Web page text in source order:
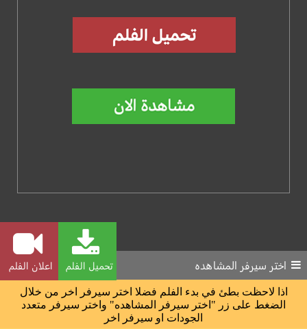
تحميل الفلم اعلان الفلم اختر سيرفر المشاهده
اذا لاحظت بطئ في بدء الفلم فضلا اختر سيرفر اخر من خلال
الضغط على زر "اختر سيرفر المشاهده" واختر سيرفر متعدد
الجودات او سيرفر اخر